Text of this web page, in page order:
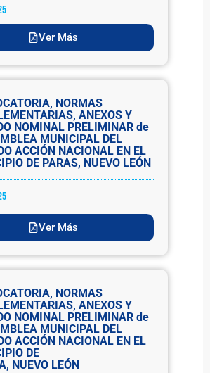
Ver Más
NORMAS
ANEXOS Y
NOMINAL PRELIMINAR de
MUNICIPAL DEL
ACCIÓN NACIONAL EN EL
DE PARAS, NUEVO LEÓN
Ver Más
NORMAS
ANEXOS Y
NOMINAL PRELIMINAR de
MUNICIPAL DEL
ACCIÓN NACIONAL EN EL
DE
NUEVO LEÓN